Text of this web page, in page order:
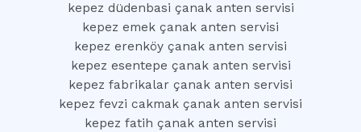
kepez düdenbasi çanak anten servisi
kepez emek çanak anten servisi
kepez erenköy çanak anten servisi
kepez esentepe çanak anten servisi
kepez fabrikalar çanak anten servisi
kepez fevzi cakmak çanak anten servisi
kepez fatih çanak anten servisi